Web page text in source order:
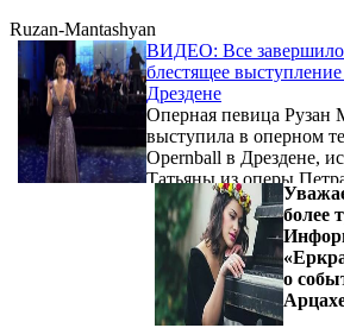
Ruzan-Mantashyan
ВИДЕО: Все
блестящее
Дрездене
Оперная певица Рузан
выступила в оперном
Opernball в Дрездене,
Татьяны из оперы
«Евгений Онегин».
состоялся 7 февраля,
известных артистов со
более
о